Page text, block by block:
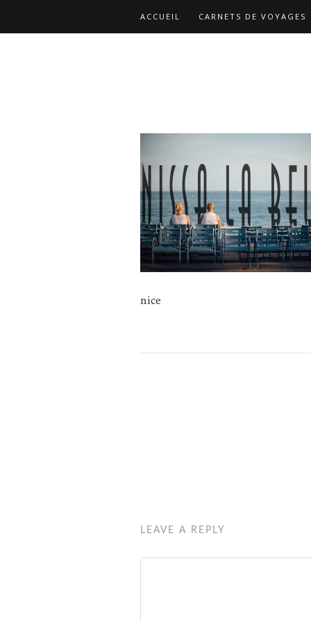
ACCUEIL CARNETS DE VOYAGES
nice
LEAVE A REPLY